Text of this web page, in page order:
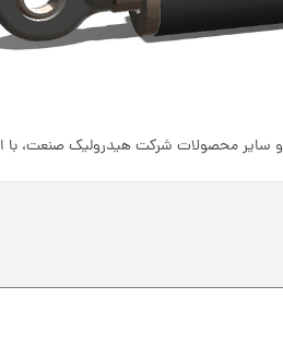
سایر محصولات شرکت هیدرولیک صنعت، با